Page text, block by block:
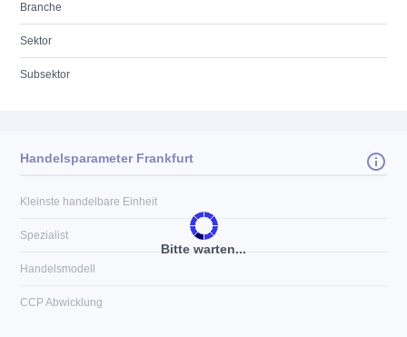
Branche
Sektor
Subsektor
Bitte warten...
Handelsparameter Frankfurt
Kleinste handelbare Einheit
Spezialist
Handelsmodell
CCP Abwicklung